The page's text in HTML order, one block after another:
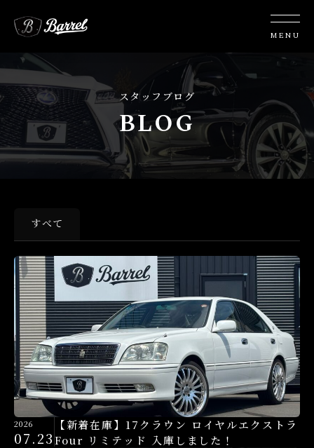
スタッフブログ
BLOG
すべて
2026
07.23
【新着在庫】17クラウン ロイヤルエクストラ
Four リミテッド 入庫しました！